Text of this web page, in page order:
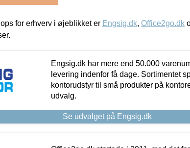
for erhverv i øjeblikket er Engsig.dk, Office2go.dk
Engsig.dk har mere end 50.000
levering indenfor få dage. Sortimentet
kontorudstyr til små produkter på
udvalg.
Se udvalget på Engsig.dk